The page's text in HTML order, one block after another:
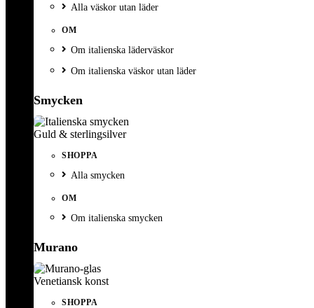
Alla väskor utan läder
OM
Om italienska läderväskor
Om italienska väskor utan läder
Smycken
Guld & sterlingsilver
SHOPPA
Alla smycken
OM
Om italienska smycken
Murano
Venetiansk konst
SHOPPA